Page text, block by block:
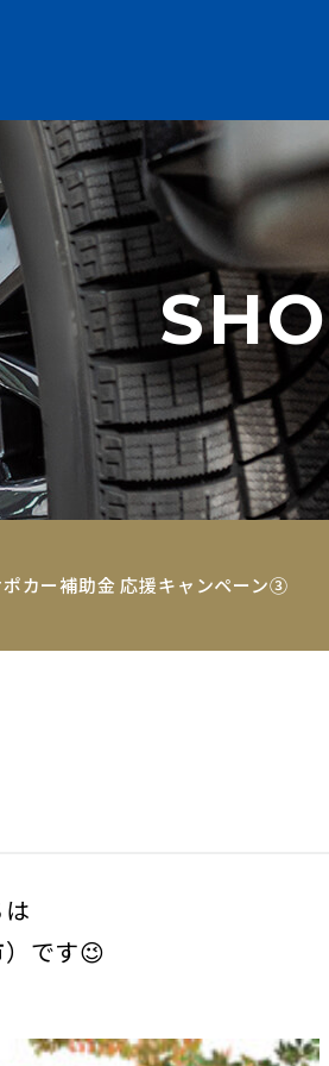
SHO
ポカー補助金 応援キャンペーン③
です😉